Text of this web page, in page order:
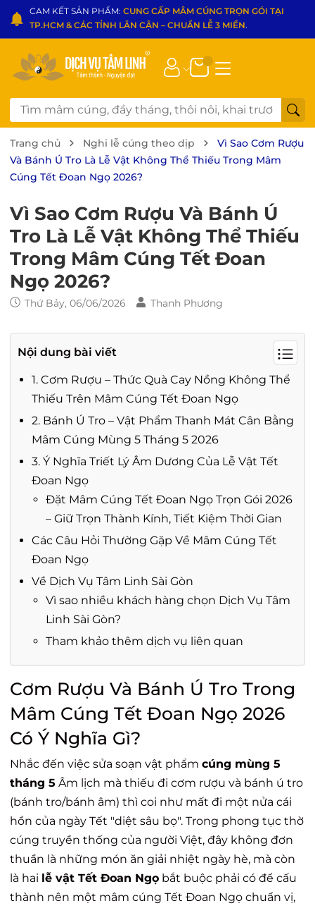
CAM KẾT SẢN PHẨM: CUNG CẤP MÂM CÚNG TRỌN GÓI TẠI
TP.HCM & CÁC TỈNH LÂN CẬN – CHUẨN LỄ 3 MIỀN.
Trang chủ Nghi lễ cúng theo dịp
Vì Sao Cơm Rượu
Và Bánh Ú Tro Là Lễ Vật Không Thể Thiếu Trong Mâm
Cúng Tết Đoan Ngọ 2026?
Vì Sao Cơm Rượu Và Bánh Ú
Tro Là Lễ Vật Không Thể Thiếu
Trong Mâm Cúng Tết Đoan
Ngọ 2026?
Thứ Bảy, 06/06/2026 Thanh Phương
Nội dung bài viết
1. Cơm Rượu – Thức Quà Cay Nồng Không Thể
Thiếu Trên Mâm Cúng Tết Đoan Ngọ
2. Bánh Ú Tro – Vật Phẩm Thanh Mát Cân Bằng
Mâm Cúng Mùng 5 Tháng 5 2026
3. Ý Nghĩa Triết Lý Âm Dương Của Lễ Vật Tết
Đoan Ngọ
Đặt Mâm Cúng Tết Đoan Ngọ Trọn Gói 2026
– Giữ Trọn Thành Kính, Tiết Kiệm Thời Gian
Các Câu Hỏi Thường Gặp Về Mâm Cúng Tết
Đoan Ngọ
Về Dịch Vụ Tâm Linh Sài Gòn
Vì sao nhiều khách hàng chọn Dịch Vụ Tâm
Linh Sài Gòn?
Tham khảo thêm dịch vụ liên quan
Cơm Rượu Và Bánh Ú Tro Trong
Mâm Cúng Tết Đoan Ngọ 2026
Có Ý Nghĩa Gì?
Nhắc đến việc sửa soạn vật phẩm cúng mùng 5
tháng 5 Âm lịch mà thiếu đi cơm rượu và bánh ú tro
(bánh tro/bánh âm) thì coi như mất đi một nửa cái
hồn của ngày Tết "diệt sâu bọ". Trong phong tục thờ
cúng truyền thống của người Việt, đây không đơn
thuần là những món ăn giải nhiệt ngày hè, mà còn
là hai lễ vật Tết Đoan Ngọ bắt buộc phải có để cấu
thành nên một mâm cúng Tết Đoan Ngọ chuẩn vị,